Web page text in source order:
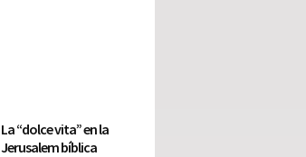
La “dolce vita” en la
Jerusalem bíblica